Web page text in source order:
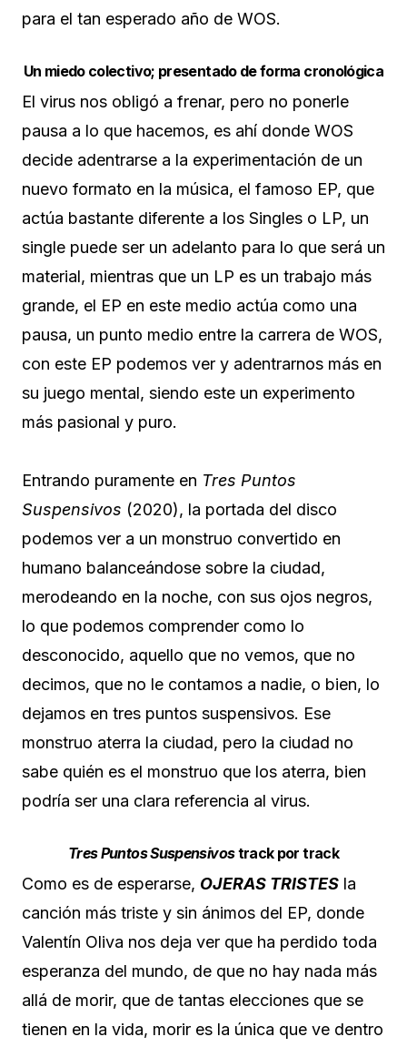
para el tan esperado año de WOS.
Un miedo colectivo; presentado de forma cronológica
El virus nos obligó a frenar, pero no ponerle
pausa a lo que hacemos, es ahí donde WOS
decide adentrarse a la experimentación de un
nuevo formato en la música, el famoso EP, que
actúa bastante diferente a los Singles o LP, un
single puede ser un adelanto para lo que será un
material, mientras que un LP es un trabajo más
grande, el EP en este medio actúa como una
pausa, un punto medio entre la carrera de WOS,
con este EP podemos ver y adentrarnos más en
su juego mental, siendo este un experimento
más pasional y puro.
Entrando puramente en Tres Puntos
Suspensivos (2020), la portada del disco
podemos ver a un monstruo convertido en
humano balanceándose sobre la ciudad,
merodeando en la noche, con sus ojos negros,
lo que podemos comprender como lo
desconocido, aquello que no vemos, que no
decimos, que no le contamos a nadie, o bien, lo
dejamos en tres puntos suspensivos. Ese
monstruo aterra la ciudad, pero la ciudad no
sabe quién es el monstruo que los aterra, bien
podría ser una clara referencia al virus.
Tres Puntos Suspensivostrack por track
Como es de esperarse, OJERAS TRISTES la
canción más triste y sin ánimos del EP, donde
Valentín Oliva nos deja ver que ha perdido toda
esperanza del mundo, de que no hay nada más
allá de morir, que de tantas elecciones que se
tienen en la vida, morir es la única que ve dentro